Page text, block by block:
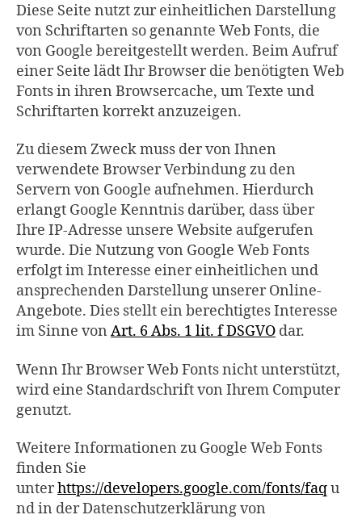
Diese Seite nutzt zur einheitlichen Darstellung
von Schriftarten so genannte Web Fonts, die
von Google bereitgestellt werden. Beim Aufruf
einer Seite lädt Ihr Browser die benötigten Web
Fonts in ihren Browsercache, um Texte und
Schriftarten korrekt anzuzeigen.
Zu diesem Zweck muss der von Ihnen
verwendete Browser Verbindung zu den
Servern von Google aufnehmen. Hierdurch
erlangt Google Kenntnis darüber, dass über
Ihre IP-Adresse unsere Website aufgerufen
wurde. Die Nutzung von Google Web Fonts
erfolgt im Interesse einer einheitlichen und
ansprechenden Darstellung unserer Online-
Angebote. Dies stellt ein berechtigtes Interesse
im Sinne von Art. 6 Abs. 1 lit. f DSGVO dar.
Wenn Ihr Browser Web Fonts nicht unterstützt,
wird eine Standardschrift von Ihrem Computer
genutzt.
Weitere Informationen zu Google Web Fonts
finden Sie
unterhttps://developers.google.com/fonts/faqu
nd in der Datenschutzerklärung von